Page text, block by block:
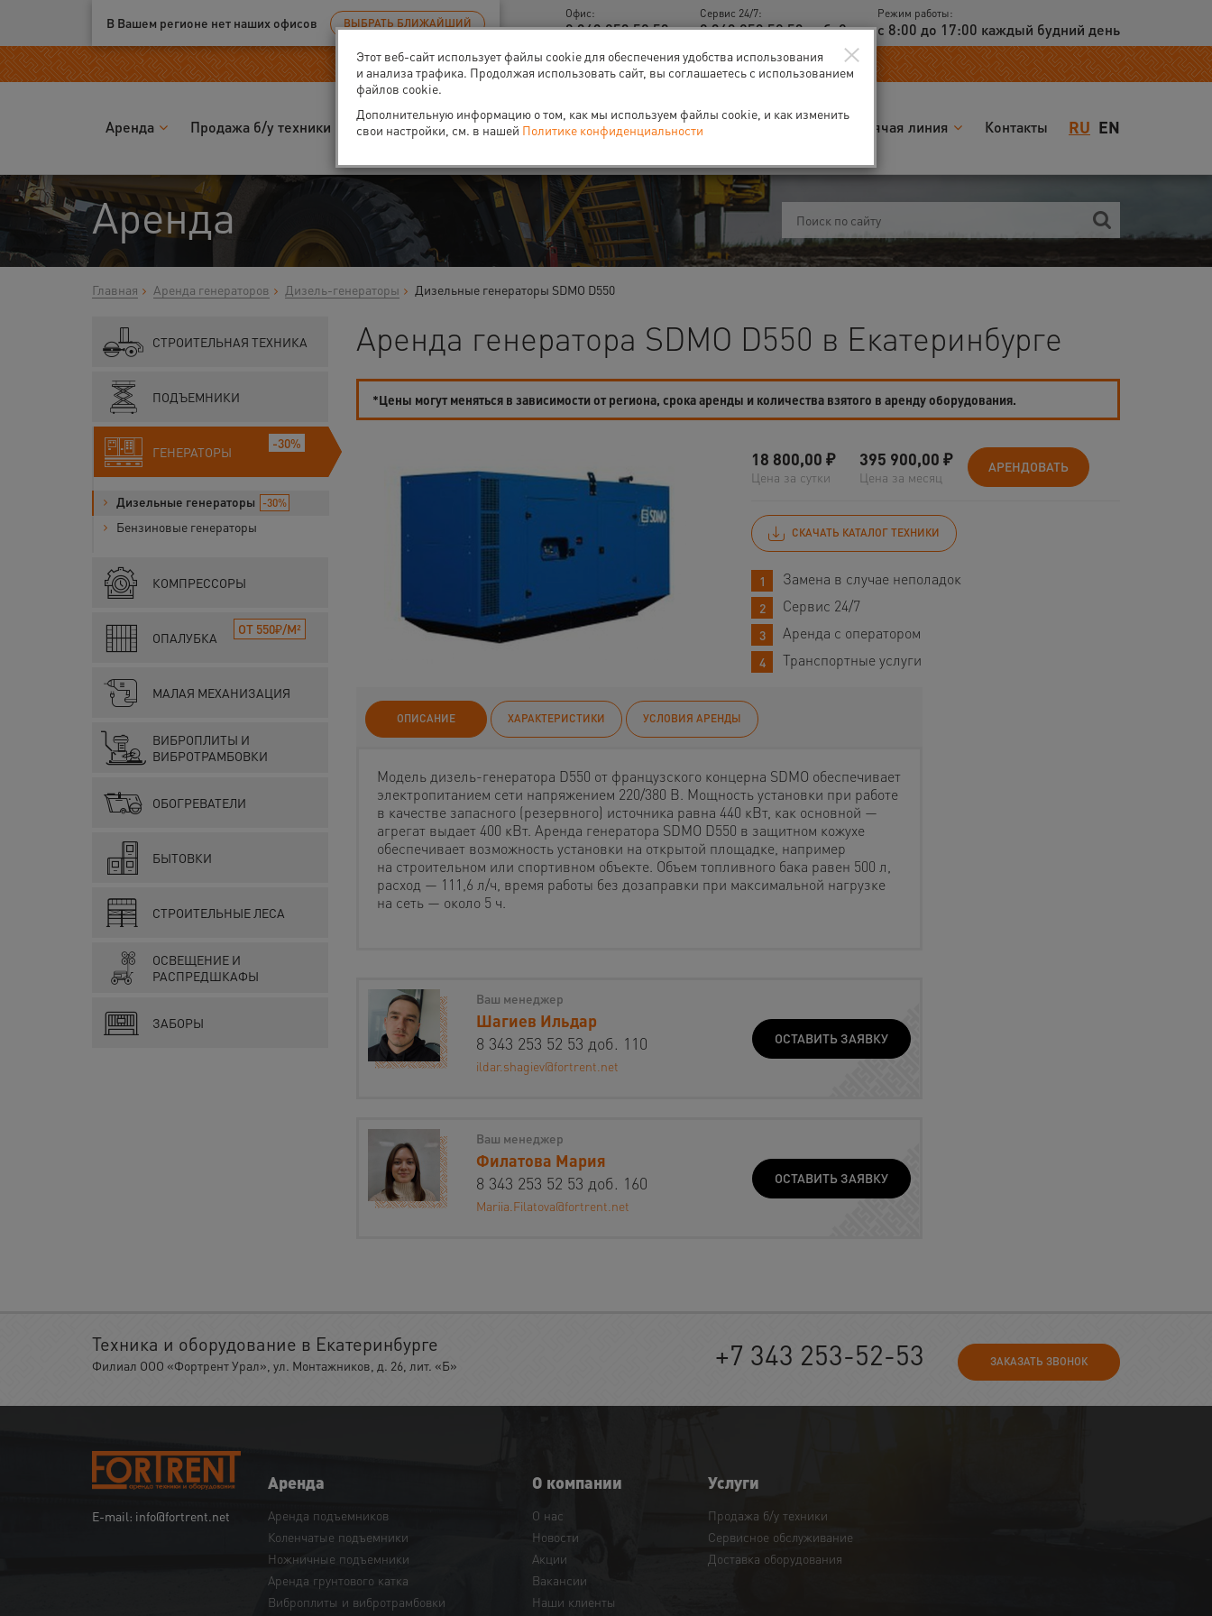
Ваш город:Екатеринбург
В Вашем регионе нет наших офисов ВЫБРАТЬ БЛИЖАЙШИЙ
Офис:
8 343 253 52 53
Сервис 24/7:
8 343 253 52 53 доб. 2
Режим работы:
с 8:00 до 17:00 каждый будний день
RU EN
Аренда Продажа б/у техники Запчасти О нас События Горячая линия Контакты
Аренда
Главная Аренда генераторов Дизель-генераторы Дизельные генераторы SDMO D550
СТРОИТЕЛЬНАЯ ТЕХНИКА
ПОДЪЕМНИКИ
ГЕНЕРАТОРЫ
-30%
Дизельные генераторы -30%
Бензиновые генераторы
КОМПРЕССОРЫ
ОПАЛУБКА
ОТ 550₽/М²
МАЛАЯ МЕХАНИЗАЦИЯ
ВИБРОПЛИТЫ И
ВИБРОТРАМБОВКИ
ОБОГРЕВАТЕЛИ
БЫТОВКИ
СТРОИТЕЛЬНЫЕ ЛЕСА
ОСВЕЩЕНИЕ И
РАСПРЕДШКАФЫ
ЗАБОРЫ
Аренда генератора SDMO D550 в Екатеринбурге
*Цены могут меняться в зависимости от региона, срока аренды и количества взятого в аренду оборудования.
18 800,00 ₽
Цена за сутки
395 900,00 ₽
Цена за месяц
АРЕНДОВАТЬ
СКАЧАТЬ КАТАЛОГ ТЕХНИКИ
Замена в случае неполадок
Сервис 24/7
Аренда с оператором
Транспортные услуги
ОПИСАНИЕ ХАРАКТЕРИСТИКИ УСЛОВИЯ АРЕНДЫ
Модель дизель-генератора D550 от французского концерна SDMO обеспечивает
электропитанием сети напряжением 220/380 В. Мощность установки при работе
в качестве запасного (резервного) источника равна 440 кВт, как основной —
агрегат выдает 400 кВт. Аренда генератора SDMO D550 в защитном кожухе
обеспечивает возможность установки на открытой площадке, например
на строительном или спортивном объекте. Объем топливного бака равен 500 л,
расход — 111,6 л/ч, время работы без дозаправки при максимальной нагрузке
на сеть — около 5 ч.
Ваш менеджер
Шагиев Ильдар
8 343 253 52 53 доб. 110
ildar.shagiev@fortrent.net
ОСТАВИТЬ ЗАЯВКУ
Ваш менеджер
Филатова Мария
8 343 253 52 53 доб. 160
Mariia.Filatova@fortrent.net
ОСТАВИТЬ ЗАЯВКУ
Техника и оборудование в Екатеринбурге
Филиал ООО «Фортрент Урал», ул. Монтажников, д. 26, лит. «Б» +7 343 253-52-53 ЗАКАЗАТЬ ЗВОНОК
E-mail: info@fortrent.net
Аренда
Аренда подъемников
Коленчатые подъемники
Ножничные подъемники
Аренда грунтового катка
Виброплиты и вибротрамбовки
О компании
О нас
Новости
Акции
Вакансии
Наши клиенты
Услуги
Продажа б/у техники
Сервисное обслуживание
Доставка оборудования
×
Этот веб-сайт использует файлы cookie для обеспечения удобства использования
и анализа трафика. Продолжая использовать сайт, вы соглашаетесь с использованием
файлов cookie.
Дополнительную информацию о том, как мы используем файлы cookie, и как изменить
свои настройки, см. в нашей Политике конфиденциальности